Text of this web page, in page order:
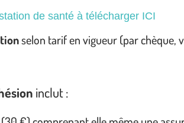
de santé à télécharger ICI
selon tarif en vigueur (par chèque,
inclut :